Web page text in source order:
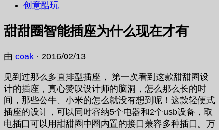
创意酷玩
甜甜圈智能插座为什么现在才有
由 coak · 2016/02/13
见到过那么多直排型插座， 第一次看到这款甜甜圈设
计的插座，真心赞叹设计师的脑洞，怎么那么长的时
间，那些公牛、小米的怎么就没有想到呢！这款轻便式
插座的设计，可以同时容纳5个电器和2个usb设备，取
电插口可以用甜甜圈中圈内置的接口兼容多种插口。万